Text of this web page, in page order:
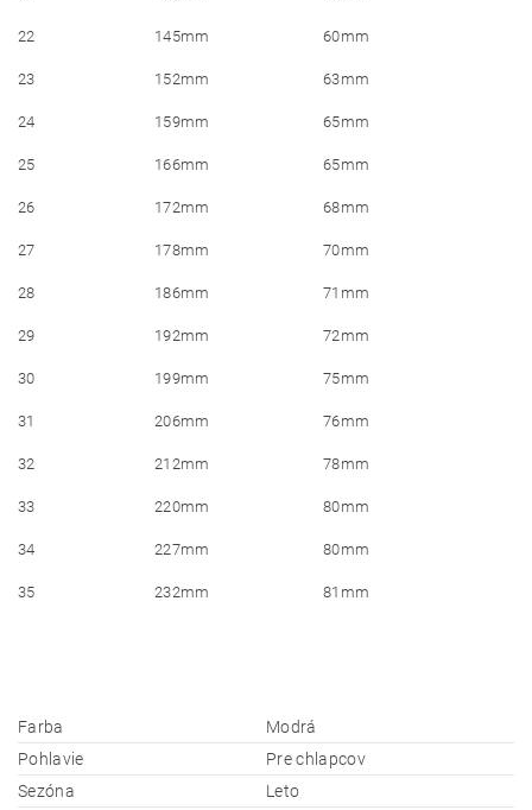
22 145mm 60mm
23 152mm 63mm
24 159mm 65mm
25 166mm 65mm
26 172mm 68mm
27 178mm 70mm
28 186mm 71mm
29 192mm 72mm
30 199mm 75mm
31 206mm 76mm
32 212mm 78mm
33 220mm 80mm
34 227mm 80mm
35 232mm 81mm
Farba
Modrá
Pohlavie
Pre chlapcov
Sezóna
Leto